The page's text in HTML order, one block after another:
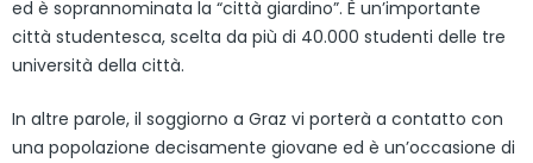
ed è soprannominata la “città giardino”. È un’importante
città studentesca, scelta da più di 40.000 studenti delle tre
università della città.
In altre parole, il soggiorno a Graz vi porterà a contatto con
una popolazione decisamente giovane ed è un’occasione di